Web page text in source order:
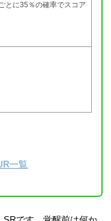
とに35％の確率でスコア
一覧